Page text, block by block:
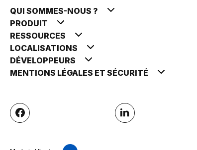
QUI SOMMES-NOUS ?
PRODUIT
RESSOURCES
LOCALISATIONS
DÉVELOPPEURS
MENTIONS LÉGALES ET SÉCURITÉ